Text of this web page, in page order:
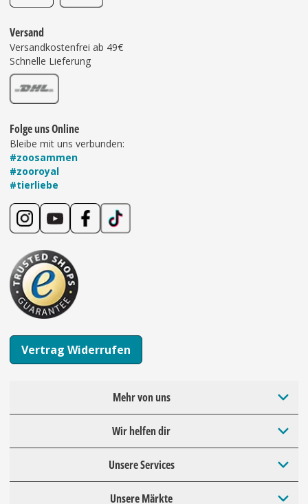
Versand
Versandkostenfrei ab 49€
Schnelle Lieferung
Folge uns Online
Bleibe mit uns verbunden:
#zoosammen
#zooroyal
#tierliebe
Vertrag Widerrufen
Mehr von uns
Wir helfen dir
Unsere Services
Unsere Märkte